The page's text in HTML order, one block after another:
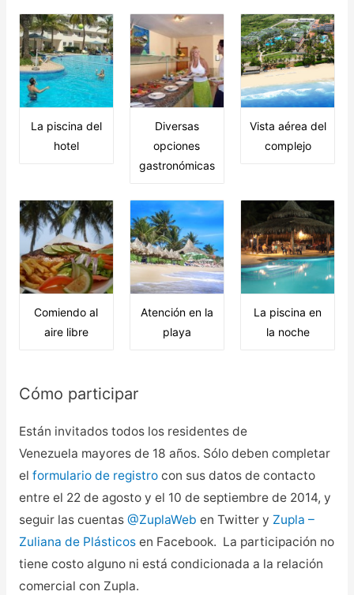
La piscina del
hotel
Diversas
opciones
gastronómicas
Vista aérea del
complejo
Comiendo al
aire libre
Atención en la
playa
La piscina en
la noche
Cómo participar
Están invitados todos los residentes de
Venezuela mayores de 18 años. Sólo deben completar
el formulario de registrocon sus datos de contacto
entre el 22 de agosto y el 10 de septiembre de 2014, y
seguir las cuentas @ZuplaWeb en Twitter y Zupla –
Zuliana de Plásticosen Facebook. La participación no
tiene costo alguno ni está condicionada a la relación
comercial con Zupla.